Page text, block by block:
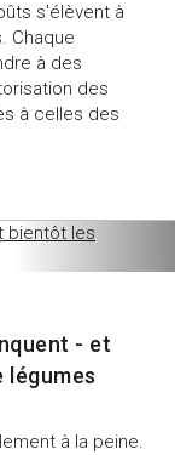
s'élèvent à
Chaque
à des
des
à celles des
- et
légumes
à la peine.